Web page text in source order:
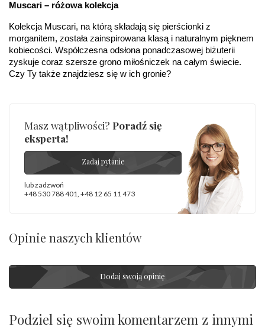
Muscari – różowa kolekcja
Kolekcja Muscari, na którą składają się pierścionki z
morganitem, została zainspirowana klasą i naturalnym pięknem
kobiecości. Współczesna odsłona ponadczasowej biżuterii
zyskuje coraz szersze grono miłośniczek na całym świecie.
Czy Ty także znajdziesz się w ich gronie?
Masz wątpliwości? Poradź się
eksperta!
Zadaj pytanie
lub zadzwoń
+48 530 788 401, +48 12 65 11 473
Opinie naszych klientów
Dodaj swoją opinię
Podziel się swoim komentarzem z innymi